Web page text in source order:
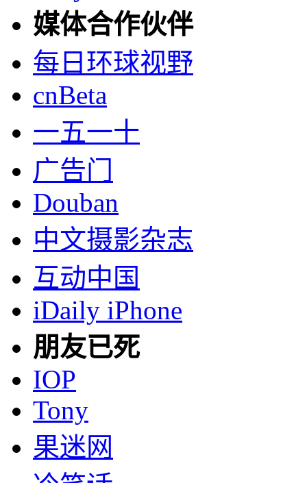
媒体合作伙伴
每日环球视野
cnBeta
一五一十
广告门
Douban
中文摄影杂志
互动中国
iDaily iPhone
朋友已死
IOP
Tony
果迷网